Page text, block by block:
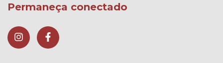
Permaneça conectado